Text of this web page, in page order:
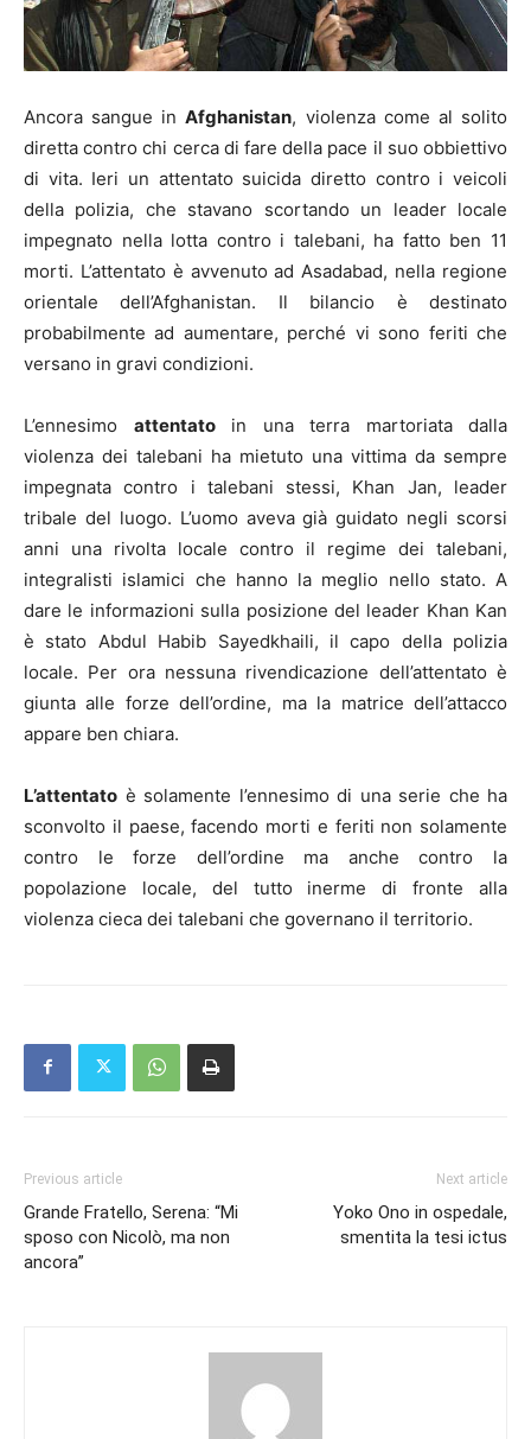
Ancora sangue inAfghanistan, violenza come al solito
diretta contro chi cerca di fare della pace il suo obbiettivo
di vita. Ieri un attentato suicida diretto contro i veicoli
della polizia, che stavano scortando un leader locale
impegnato nella lotta contro i talebani, ha fatto ben 11
morti. L’attentato è avvenuto ad Asadabad, nella regione
orientale dell’Afghanistan. Il bilancio è destinato
probabilmente ad aumentare, perché vi sono feriti che
versano in gravi condizioni.
L’ennesimo attentatoin una terra martoriata dalla
violenza dei talebani ha mietuto una vittima da sempre
impegnata contro i talebani stessi, Khan Jan, leader
tribale del luogo. L’uomo aveva già guidato negli scorsi
anni una rivolta locale contro il regime dei talebani,
integralisti islamici che hanno la meglio nello stato. A
dare le informazioni sulla posizione del leader Khan Kan
è stato Abdul Habib Sayedkhaili, il capo della polizia
locale. Per ora nessuna rivendicazione dell’attentato è
giunta alle forze dell’ordine, ma la matrice dell’attacco
appare ben chiara.
L’attentato è solamente l’ennesimo di una serie che ha
sconvolto il paese, facendo morti e feriti non solamente
contro le forze dell’ordine ma anche contro la
popolazione locale, del tutto inerme di fronte alla
violenza cieca dei talebani che governano il territorio.
Previous article
Grande Fratello, Serena: “Mi
sposo con Nicolò, ma non
ancora”
Next article
Yoko Ono in ospedale,
smentita la tesi ictus